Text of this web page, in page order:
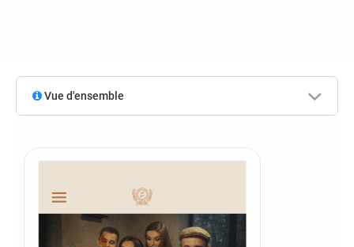
Vue d'ensemble